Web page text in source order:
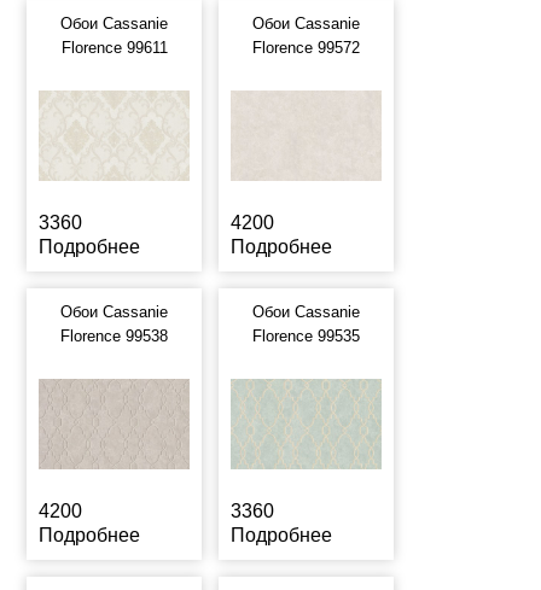
Обои Cassanie
Florence 99611
3360
Подробнее
Обои Cassanie
Florence 99572
4200
Подробнее
Обои Cassanie
Florence 99538
4200
Подробнее
Обои Cassanie
Florence 99535
3360
Подробнее